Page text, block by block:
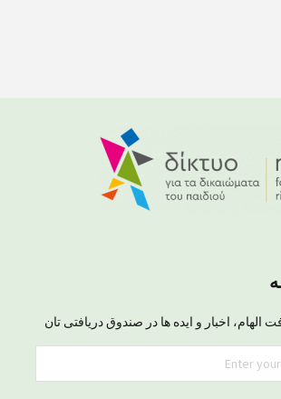
الهام، اخبار و ایده ها در صندوق دریافتی تان